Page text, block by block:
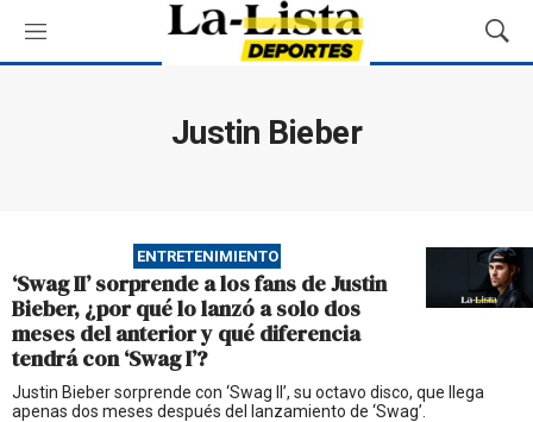
M
e
M
o
ú
s
q
u
Justin Bieber
ENTRETENIMIENTO
‘Swag II’ sorprende a los fans de Justin
Bieber, ¿por qué lo lanzó a solo dos
meses del anterior y qué diferencia
tendrá con ‘Swag I’?
Justin Bieber sorprende con ‘Swag II’, su octavo disco, que llega
apenas dos meses después del lanzamiento de ‘Swag’.